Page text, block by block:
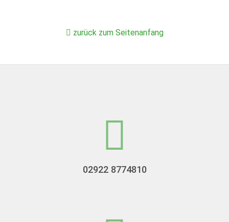
zurück zum Seitenanfang
02922 8774810